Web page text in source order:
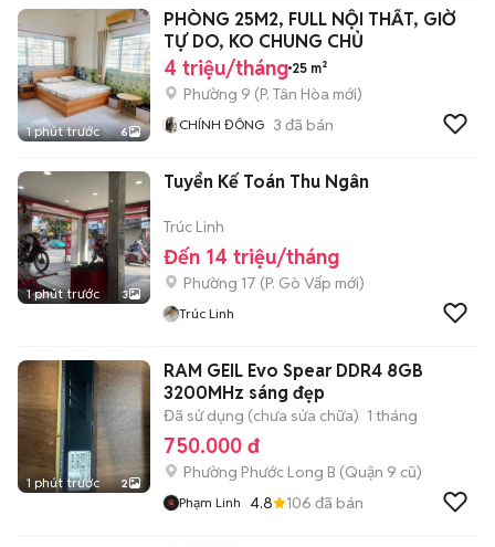
1 phút trước 6
PHÒNG 25M2, FULL NỘI THẤT, GIỜ
TỰ DO, KO CHUNG CHỦ
4 triệu/tháng 25 m²
Phường 9 (P. Tân Hòa mới)
CHÍNH ĐÔNG 3 đã bán
1 phút trước 3
Tuyển Kế Toán Thu Ngân
Trúc Linh
Đến 14 triệu/tháng
Phường 17 (P. Gò Vấp mới)
Trúc Linh
1 phút trước 2
RAM GEIL Evo Spear DDR4 8GB
3200MHz sáng đẹp
Đã sử dụng (chưa sửa chữa) 1 tháng
750.000 đ
Phường Phước Long B (Quận 9 cũ)
Phạm Linh 4.8 106 đã bán